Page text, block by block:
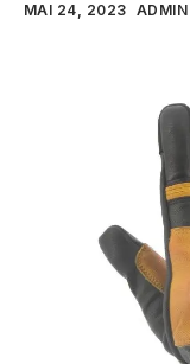
MAI 24, 2023 ADMIN